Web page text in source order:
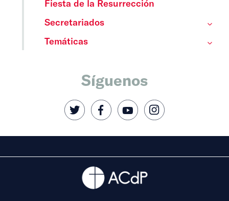
Fiesta de la Resurrección
Secretariados
Temáticas
Síguenos